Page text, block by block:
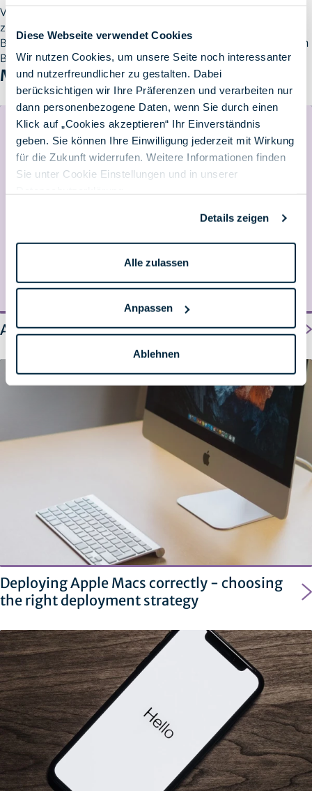
Diese Webseite verwendet Cookies
Wir nutzen Cookies, um unsere Seite noch interessanter
und nutzerfreundlicher zu gestalten. Dabei
berücksichtigen wir Ihre Präferenzen und verarbeiten nur
dann personenbezogene Daten, wenn Sie durch einen
Klick auf „Cookies akzeptieren“ Ihr Einverständnis
geben. Sie können Ihre Einwilligung jederzeit mit Wirkung
für die Zukunft widerrufen. Weitere Informationen finden
Sie unter Cookie Einstellungen und in unserer
Details zeigen
Alle zulassen
Anpassen
Ablehnen
Verwalten sie ihre Macs mit einem geeigneten MDM System,
z.B. Jamf Pro. Sprechen Sie uns an, wir bieten eine umfassende
Beratung sowie den passenden Service um einen reibungslosen
Betrieb ihrer Macs zu gewährleisten.
Mehr erfahren
Apple iOS 17.4
Deploying Apple Macs correctly - choosing
the right deployment strategy